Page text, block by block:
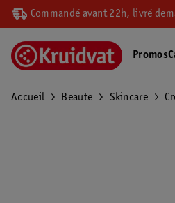
Commandé avant 22h, livré
Promos
Accueil Beaute Skincare